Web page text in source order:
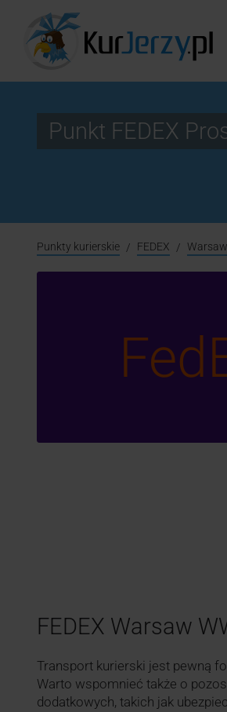
Punkt FEDEX
Punkty kurierskie FEDEX Warsaw
FEDEX Warsaw
Transport kurierski jest pewną
Warto wspomnieć także o
dodatkowych, takich jak